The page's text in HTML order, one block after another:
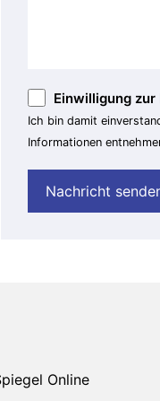
Einwilligung
Ich bin damit
Informationen